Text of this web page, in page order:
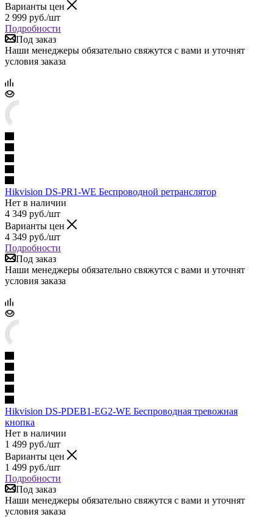
Варианты цен
2 999 руб./шт
Подробности
Под заказ
Наши менеджеры обязательно свяжутся с вами и уточнят
условия заказа
Hikvision DS-PR1-WE Беспроводной ретранслятор
Нет в наличии
4 349 руб./шт
Варианты цен
4 349 руб./шт
Подробности
Под заказ
Наши менеджеры обязательно свяжутся с вами и уточнят
условия заказа
Hikvision DS-PDEB1-EG2-WE Беспроводная тревожная
кнопка
Нет в наличии
1 499 руб./шт
Варианты цен
1 499 руб./шт
Подробности
Под заказ
Наши менеджеры обязательно свяжутся с вами и уточнят
условия заказа